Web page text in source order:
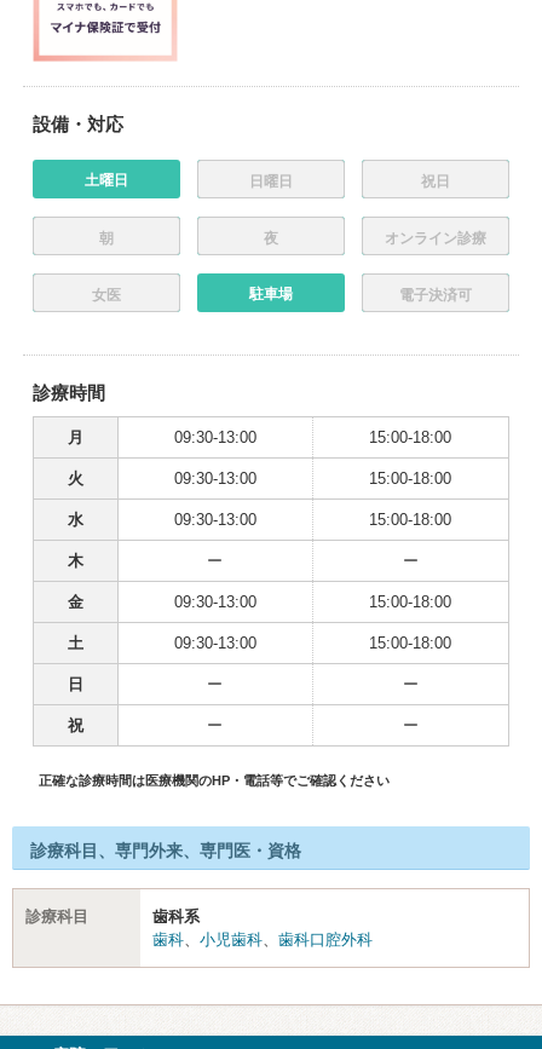
設備・対応
土曜日 日曜日 祝日
朝 夜 オンライン診療
女医 駐車場 電子決済可
診療時間
月 09:30-13:00 15:00-18:00
火 09:30-13:00 15:00-18:00
水 09:30-13:00 15:00-18:00
木 ー ー
金 09:30-13:00 15:00-18:00
土 09:30-13:00 15:00-18:00
日 ー ー
祝 ー ー
正確な診療時間は医療機関のHP・電話等でご確認ください
診療科目、専門外来、専門医・資格
診療科目
歯科系
歯科
小児歯科 歯科口腔外科